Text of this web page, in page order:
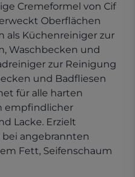
Cremeformel von Cif
Oberflächen
als Küchenreiniger zur
Waschbecken und
zur Reinigung
und Badfliesen
für alle harten
empfindlicher
Lacke. Erzielt
bei angebrannten
Fett, Seifenschaum